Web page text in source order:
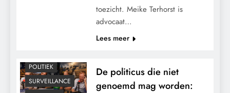
toezicht. Meike Terhorst is
advocaat…
Lees meer
POLITIEK
SURVEILLANCE
De politicus die niet
genoemd mag worden: